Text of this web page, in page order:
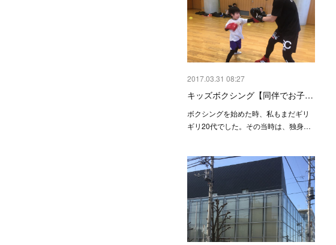
2017.03.31 08:27
キッズボクシング【同伴でお子…
ボクシングを始めた時、私もまだギリ
ギリ20代でした。その当時は、独身…